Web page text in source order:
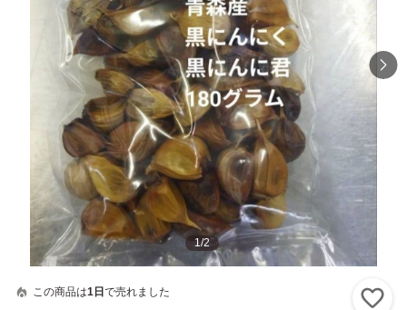
1/2
この商品は1日 で売れました